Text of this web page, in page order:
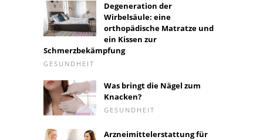
Degeneration der
Wirbelsäule: eine
orthopädische Matratze und
ein Kissen zur
Schmerzbekämpfung
GESUNDHEIT
Was bringt die Nägel zum
Knacken?
GESUNDHEIT
Arzneimittelerstattung für